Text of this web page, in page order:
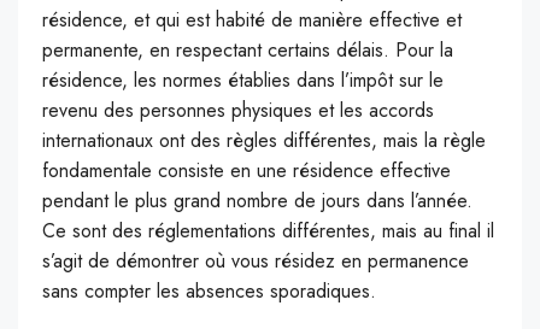
résidence, et qui est habité de manière effective et
permanente, en respectant certains délais. Pour la
résidence, les normes établies dans l’impôt sur le
revenu des personnes physiques et les accords
internationaux ont des règles différentes, mais la règle
fondamentale consiste en une résidence effective
pendant le plus grand nombre de jours dans l’année.
Ce sont des réglementations différentes, mais au final il
s’agit de démontrer où vous résidez en permanence
sans compter les absences sporadiques.